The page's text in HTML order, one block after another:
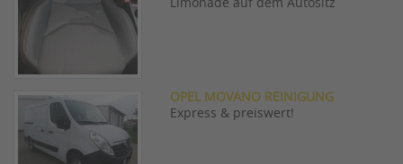
Limonade auf dem Autositz
OPEL MOVANO REINIGUNG
Express & preiswert!